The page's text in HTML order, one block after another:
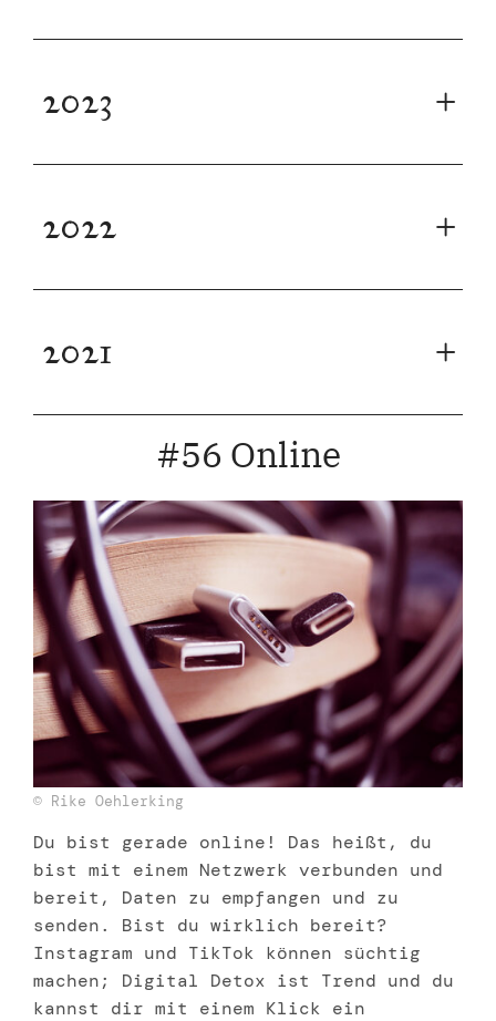
2023
2022
2021
#56 Online
© Rike Oehlerking
Du bist gerade online! Das heißt, du
bist mit einem Netzwerk verbunden und
bereit, Daten zu empfangen und zu
senden. Bist du wirklich bereit?
Instagram und TikTok können süchtig
machen; Digital Detox ist Trend und du
kannst dir mit einem Klick ein